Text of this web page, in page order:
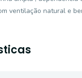
ventilação natural e